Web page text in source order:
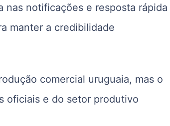
nas notificações e resposta rápida
manter a credibilidade
comercial uruguaia, mas o
oficiais e do setor produtivo